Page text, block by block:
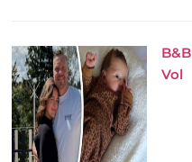
B&B
Vol